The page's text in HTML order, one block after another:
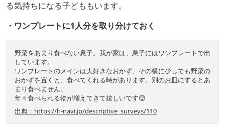
る気持ちになる子どももいます。
・ワンプレートに1人分を取り分けておく
野菜をあまり食べない息子。我が家は、息子にはワンプレートで出
しています。
ワンプレートのメインは大好きなおかず、その横に少しでも野菜の
おかずを置くと、食べてくれる時があります。別のお皿にするとあ
まり食べません。
年々食べられる物が増えてきて嬉しいです😊
出典：https://h-navi.jp/descriptive_surveys/110